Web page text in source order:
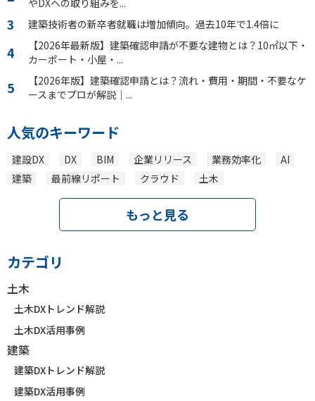
建築技術者の新卒者就職は増加傾向。過去10年で1.4倍に
【2026年最新版】建築確認申請が不要な建物とは？10㎡以下・
カーポート・小屋・...
【2026年版】建築確認申請とは？流れ・費用・期間・不要なケ
ースまでプロが解説｜...
人気のキーワード
建設DX DX BIM 企業リリース 業務効率化
AI
建築
最前線リポート クラウド 土木
もっと見る
カテゴリ
土木
土木DXトレンド解説
土木DX活用事例
建築
建築DXトレンド解説
建築DX活用事例